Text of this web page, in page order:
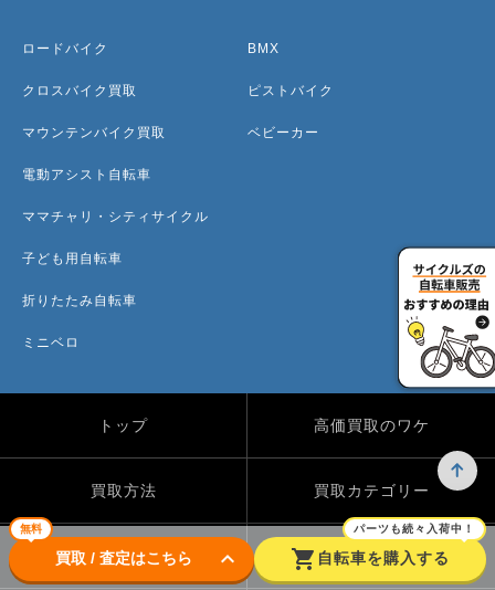
無料
買取 / 査定はこちら keyboard_arrow_down shopping_cart
パーツも続々入荷中！
自転車を購入する
ロードバイク
クロスバイク買取
マウンテンバイク買取
電動アシスト自転車
ママチャリ・シティサイクル
子ども用自転車
折りたたみ自転車
ミニベロ
BMX
ピストバイク
ベビーカー
トップ 高価買取のワケ
買取方法 買取カテゴリー
買取実績 自転車のコラム